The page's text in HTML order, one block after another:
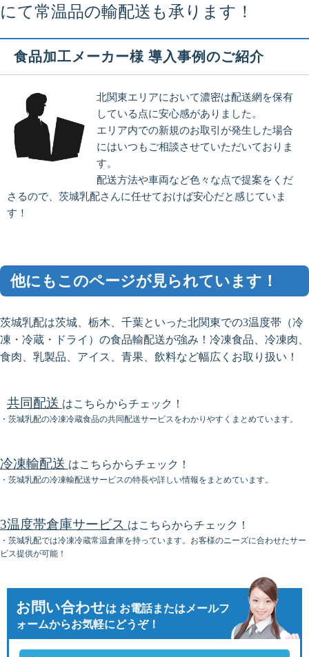
にて常温品の輸配送も承ります！
食品加工メーカー様 導入事例のご紹介
北関東エリアにおいて濃密は配送網を保有
している点に安心感がありました。
エリア内での新規のお取引が発生した場合
にはいつもご相談させていただいておりま
す。
配送方法や車両など色々な点で提案をくだ
さるので、茨城乳配さんに任せておけば安心だと感じていま
す！
他にもこのページが見られています！
茨城乳配は茨城、栃木、千葉といった北関東での3温度帯（冷
凍・冷蔵・ドライ）の食品輸配送が強み！冷凍食品、冷凍肉、
食肉、乳製品、アイス、青果、飲料など幅広くお取り扱い！
共同配送 はこちらからチェック！
・茨城乳配の冷凍冷蔵食品の共同配送サービスをわかりやすくまとめています。
冷凍輸配送 はこちらからチェック！
・茨城乳配の冷凍輸配送サービスの特長や詳しい情報をまとめています。
3温度帯倉庫サービス はこちらからチェック！
・茨城乳配では冷凍冷蔵常温倉庫を持っています。お客様のニーズに合わせたサー
ビス提供が可能！
お問い合わせは お電話またはメールフ
ォームからお気軽にどうぞ！